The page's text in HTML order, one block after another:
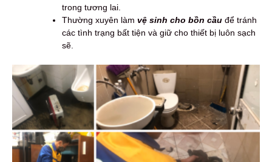
trong tương lai.
Thường xuyên làm vệ sinh cho bồn cầu để tránh
các tình trạng bất tiện và giữ cho thiết bị luôn sạch
sẽ.